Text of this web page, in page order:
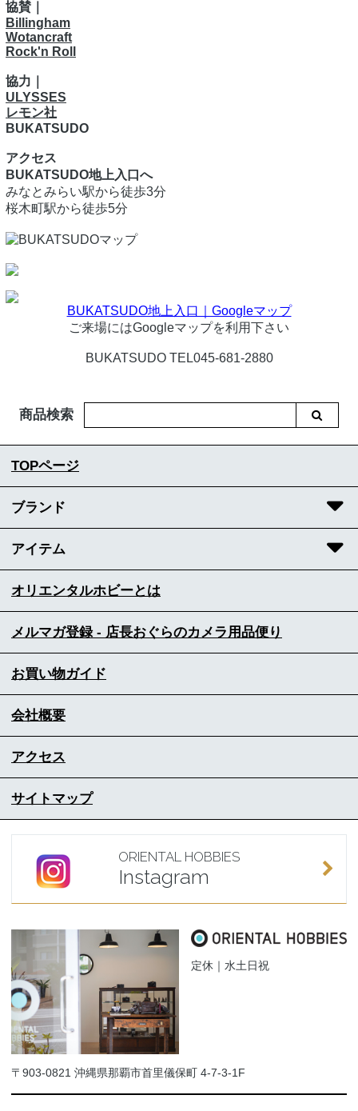
協賛｜
Billingham
Wotancraft
Rock'n Roll
協力｜
ULYSSES
レモン社
BUKATSUDO
アクセス
BUKATSUDO地上入口へ
みなとみらい駅から徒歩3分
桜木町駅から徒歩5分
BUKATSUDO地上入口｜Googleマップ
ご来場にはGoogleマップを利用下さい
BUKATSUDO TEL045-681-2880
商品検索
TOPページ
ブランド
アイテム
オリエンタルホビーとは
メルマガ登録 - 店長おぐらのカメラ用品便り
お買い物ガイド
会社概要
アクセス
サイトマップ
ORIENTAL HOBBIES
Instagram
定休｜水土日祝
〒903-0821 沖縄県那覇市首里儀保町 4-7-3-1F